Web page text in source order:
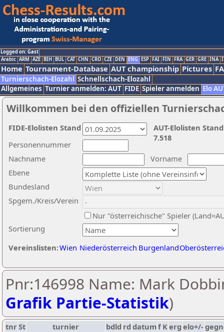
Logged on: Gast
Arabic ARM AZE BIH BUL CAT CHN CRO CZE DEN ENG ESP FAI FIN FRA GER GRE INA
Home Tournament-Database AUT championship Pictures
Turnierschach-Elozahl Schnellschach-Elozahl
Allgemeines Turnier anmelden: AUT FIDE Spieler anmelden Elo
Willkommen bei den offiziellen
Nachname
Vorname
Ebene
Sortierung
Personennummer
Bundesland
Spgem./Kreis/Verein
Nur "österreichische" Spieler
Vereinslisten:Wien Niederösterreich Burgenland
AUT-Elolisten
7.518
FIDE-Elolisten Stand
Pnr:146998 Name: Mark
Grafik Partie-Statistik)
tnrSt turnier bdld rd datumf Kerg elo+/-